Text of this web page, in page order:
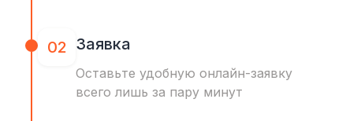
02 Заявка
Оставьте удобную онлайн-заявку
всего лишь за пару минут